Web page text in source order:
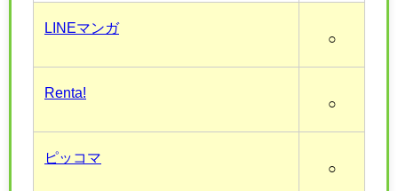
LINEマンガ
○
Renta!
○
ピッコマ
○